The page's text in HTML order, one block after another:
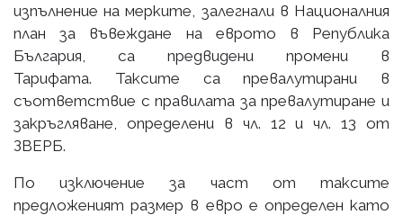
изпълнение на мерките, залегнали в Националния
план за въвеждане на еврото в Република
България, са предвидени промени в
Тарифата. Таксите са превалутирани в
съответствие с правилата за превалутиране и
закръгляване, определени в чл. 12 и чл. 13 от
ЗВЕРБ.
По изключение за част от таксите
предложеният размер в евро е определен като